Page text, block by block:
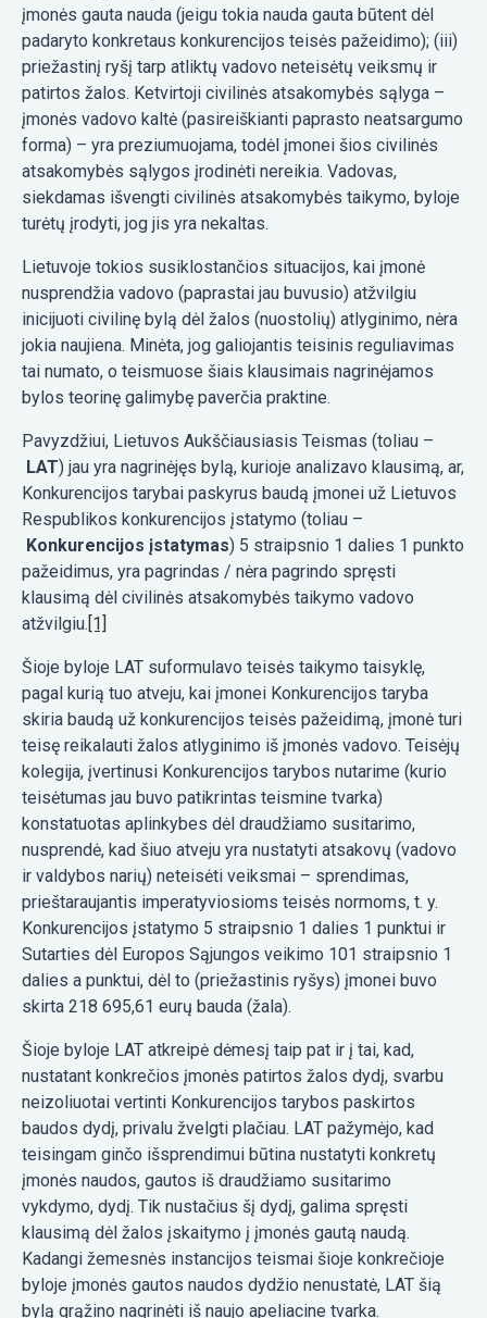
įmonės gauta nauda (jeigu tokia nauda gauta būtent dėl
padaryto konkretaus konkurencijos teisės pažeidimo); (iii)
priežastinį ryšį tarp atliktų vadovo neteisėtų veiksmų ir
patirtos žalos. Ketvirtoji civilinės atsakomybės sąlyga –
įmonės vadovo kaltė (pasireiškianti paprasto neatsargumo
forma) – yra preziumuojama, todėl įmonei šios civilinės
atsakomybės sąlygos įrodinėti nereikia. Vadovas,
siekdamas išvengti civilinės atsakomybės taikymo, byloje
turėtų įrodyti, jog jis yra nekaltas.
Lietuvoje tokios susiklostančios situacijos, kai įmonė
nusprendžia vadovo (paprastai jau buvusio) atžvilgiu
inicijuoti civilinę bylą dėl žalos (nuostolių) atlyginimo, nėra
jokia naujiena. Minėta, jog galiojantis teisinis reguliavimas
tai numato, o teismuose šiais klausimais nagrinėjamos
bylos teorinę galimybę paverčia praktine.
Pavyzdžiui, Lietuvos Aukščiausiasis Teismas (toliau –
LAT) jau yra nagrinėjęs bylą, kurioje analizavo klausimą, ar,
Konkurencijos tarybai paskyrus baudą įmonei už Lietuvos
Respublikos konkurencijos įstatymo (toliau –
Konkurencijos įstatymas) 5 straipsnio 1 dalies 1 punkto
pažeidimus, yra pagrindas / nėra pagrindo spręsti
klausimą dėl civilinės atsakomybės taikymo vadovo
atžvilgiu.[1]
Šioje byloje LAT suformulavo teisės taikymo taisyklę,
pagal kurią tuo atveju, kai įmonei Konkurencijos taryba
skiria baudą už konkurencijos teisės pažeidimą, įmonė turi
teisę reikalauti žalos atlyginimo iš įmonės vadovo. Teisėjų
kolegija, įvertinusi Konkurencijos tarybos nutarime (kurio
teisėtumas jau buvo patikrintas teismine tvarka)
konstatuotas aplinkybes dėl draudžiamo susitarimo,
nusprendė, kad šiuo atveju yra nustatyti atsakovų (vadovo
ir valdybos narių) neteisėti veiksmai – sprendimas,
prieštaraujantis imperatyviosioms teisės normoms, t. y.
Konkurencijos įstatymo 5 straipsnio 1 dalies 1 punktui ir
Sutarties dėl Europos Sąjungos veikimo 101 straipsnio 1
dalies a punktui, dėl to (priežastinis ryšys) įmonei buvo
skirta 218 695,61 eurų bauda (žala).
Šioje byloje LAT atkreipė dėmesį taip pat ir į tai, kad,
nustatant konkrečios įmonės patirtos žalos dydį, svarbu
neizoliuotai vertinti Konkurencijos tarybos paskirtos
baudos dydį, privalu žvelgti plačiau. LAT pažymėjo, kad
teisingam ginčo išsprendimui būtina nustatyti konkretų
įmonės naudos, gautos iš draudžiamo susitarimo
vykdymo, dydį. Tik nustačius šį dydį, galima spręsti
klausimą dėl žalos įskaitymo į įmonės gautą naudą.
Kadangi žemesnės instancijos teismai šioje konkrečioje
byloje įmonės gautos naudos dydžio nenustatė, LAT šią
bylą grąžino nagrinėti iš naujo apeliacine tvarka.